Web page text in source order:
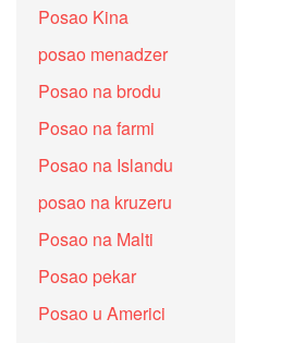
Posao Kina
posao menadzer
Posao na brodu
Posao na farmi
Posao na Islandu
posao na kruzeru
Posao na Malti
Posao pekar
Posao u Americi